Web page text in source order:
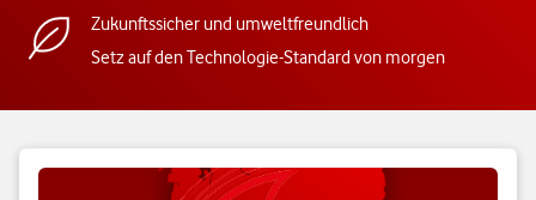
Zukunftssicher und umweltfreundlich
Setz auf den Technologie-Standard von morgen